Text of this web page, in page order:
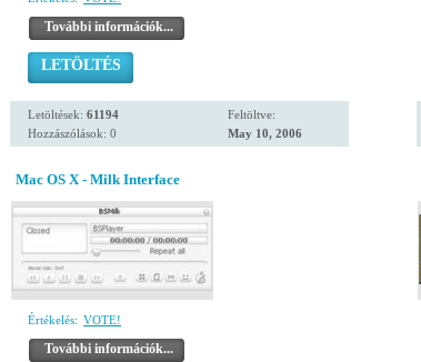
További információk...
LETÖLTÉS
Letöltések: 61194
Hozzászólások: 0
Feltöltve:
May 10, 2006
Mac OS X - Milk Interface
Értékelés: VOTE!
További információk...